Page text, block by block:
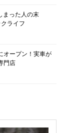
まった人の末
ライフ
オープン！実車が
門店